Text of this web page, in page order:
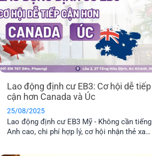
Lao động định cư EB3: Cơ hội dễ tiếp
cận hơn Canada và Úc
25/08/2025
Lao động định cư EB3 Mỹ - Không cần tiếng
Anh cao, chi phí hợp lý, cơ hội nhận thẻ xanh